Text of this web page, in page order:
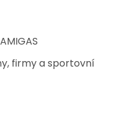
firmy a sportovní